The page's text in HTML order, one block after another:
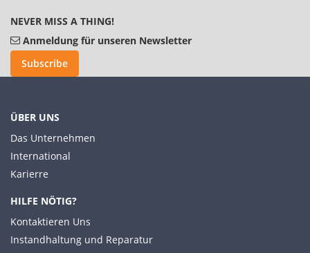
NEVER MISS A THING!
Anmeldung für unseren Newsletter
Subscribe
ÜBER UNS
Das Unternehmen
International
Karierre
HILFE NÖTIG?
Kontaktieren Uns
Instandhaltung und Reparatur